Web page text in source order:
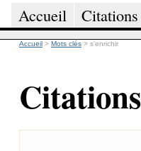
Accueil Citations
Accueil > Mots clés > s'enrichir